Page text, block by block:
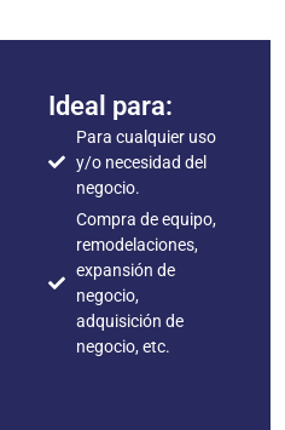
Ideal para:
Para cualquier uso
y/o necesidad del
negocio.
Compra de equipo,
remodelaciones,
expansión de
negocio,
adquisición de
negocio, etc.